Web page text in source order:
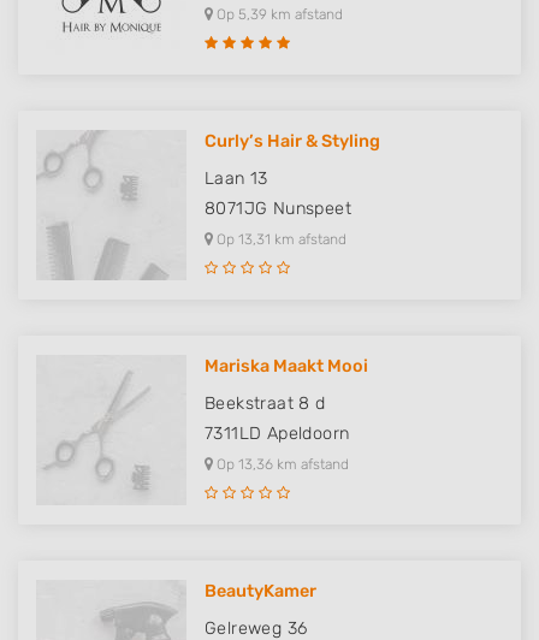
Op 5,39 km afstand
Curly’s Hair & Styling
Laan 13
8071JG Nunspeet
Op 13,31 km afstand
Mariska Maakt Mooi
Beekstraat 8 d
7311LD Apeldoorn
Op 13,36 km afstand
BeautyKamer
Gelreweg 36